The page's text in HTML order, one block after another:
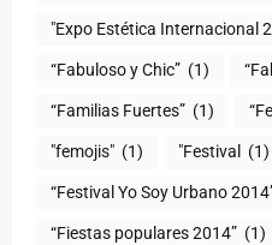
"Expo Estética Internacional
“Fabuloso y Chic” (1)
“Familias Fuertes” (1)
"femojis" (1) "Festival (1)
“Festival Yo Soy Urbano
“Fiestas populares 2014” (1)